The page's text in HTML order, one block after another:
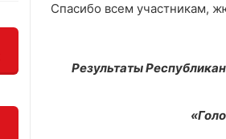
Спасибо всем участникам,
Результаты